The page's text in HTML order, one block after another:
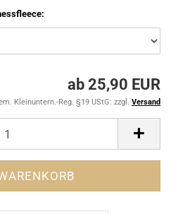
ab 25,90 EUR
Kleinuntern.-Reg. §19 UStG: zzgl. Versand